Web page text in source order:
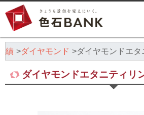
績 ダイヤモンド ダイヤモンドエ
ダイヤモンドエタニティリ